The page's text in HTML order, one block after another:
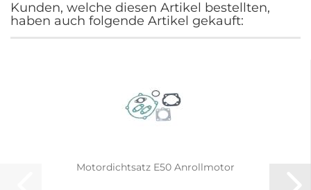
Kunden, welche diesen Artikel bestellten,
haben auch folgende Artikel gekauft:
Motordichtsatz E50 Anrollmotor